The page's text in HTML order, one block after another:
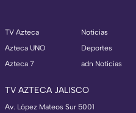
TV Azteca
Azteca UNO
Azteca 7
Noticias
Deportes
adn Noticias
TV AZTECA JALISCO
Av. López Mateos Sur 5001